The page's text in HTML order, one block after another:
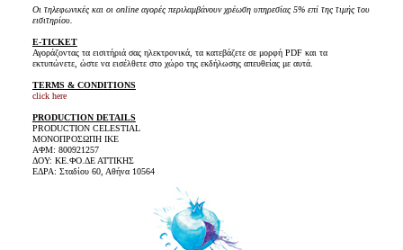
Οι τηλεφωνικές και οι online αγορές περιλαμβάνουν χρέωση υπηρεσίας 5% επί της τιμής του
εισιτηρίου.
E-TICKET
Αγοράζοντας τα εισιτήριά σας ηλεκτρονικά, τα κατεβάζετε σε μορφή PDF και τα
εκτυπώνετε, ώστε να εισέλθετε στο χώρο της εκδήλωσης απευθείας με αυτά.
TERMS & CONDITIONS
click here
PRODUCTION DETAILS
PRODUCTION CELESTIAL
ΜΟΝΟΠΡΟΣΩΠΗ ΙΚΕ
ΑΦΜ: 800921257
ΔΟΥ: ΚΕ.ΦΟ.ΔΕ ΑΤΤΙΚΗΣ
ΕΔΡΑ: Σταδίου 60, Αθήνα 10564